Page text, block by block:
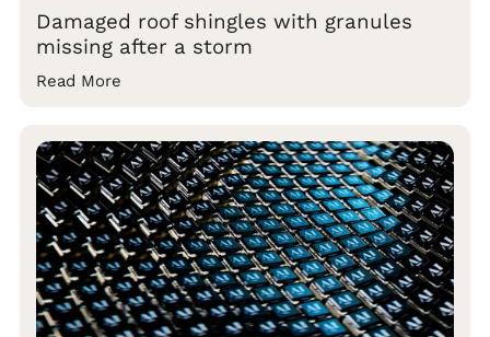
Damaged roof shingles with granules
missing after a storm
Read More